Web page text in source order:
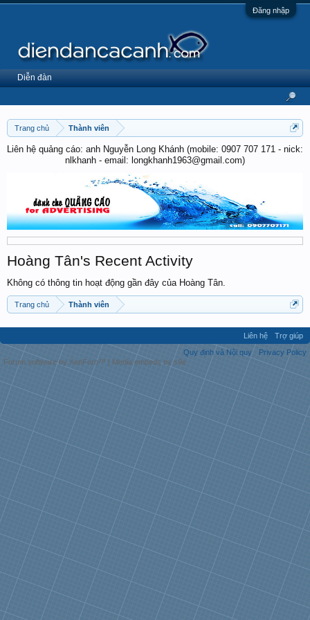
Đăng nhập
Trang chủ Thành viên
Liên hệ quảng cáo: anh Nguyễn Long Khánh (mobile: 0907 707 171 - nick:
nlkhanh - email: longkhanh1963@gmail.com)
Hoàng Tân's Recent Activity
Không có thông tin hoạt động gần đây của Hoàng Tân.
Trang chủ Thành viên
Diễn đàn
Liên hệ
Trợ giúp
Quy định và Nội quy
Privacy Policy
Forum software by XenForo™ | Media embeds by s9e